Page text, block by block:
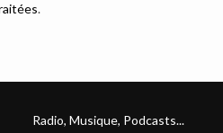
.
Radio, Musique, Podcasts...